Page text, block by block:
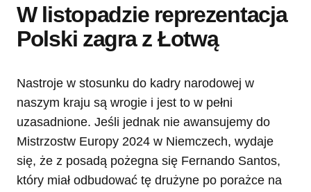
W listopadzie reprezentacja
Polski zagra z Łotwą
Nastroje w stosunku do kadry narodowej w
naszym kraju są wrogie i jest to w pełni
uzasadnione. Jeśli jednak nie awansujemy do
Mistrzostw Europy 2024 w Niemczech, wydaje
się, że z posadą pożegna się Fernando Santos,
który miał odbudować tę drużyne po porażce na